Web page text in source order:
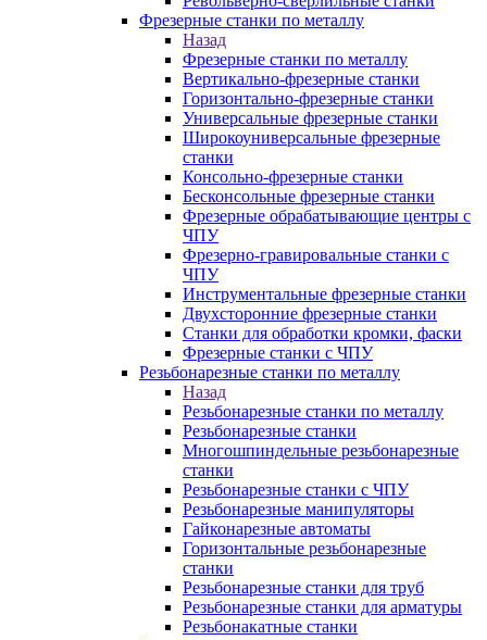
Фрезерные станки по металлу
Назад
Фрезерные станки по металлу
Вертикально-фрезерные станки
Горизонтально-фрезерные станки
Универсальные фрезерные станки
Широкоуниверсальные фрезерные
станки
Консольно-фрезерные станки
Бесконсольные фрезерные станки
Фрезерные обрабатывающие центры с
ЧПУ
Фрезерно-гравировальные станки с
ЧПУ
Инструментальные фрезерные станки
Двухсторонние фрезерные станки
Станки для обработки кромки, фаски
Фрезерные станки с ЧПУ
Резьбонарезные станки по металлу
Назад
Резьбонарезные станки по металлу
Резьбонарезные станки
Многошпиндельные резьбонарезные
станки
Резьбонарезные станки с ЧПУ
Резьбонарезные манипуляторы
Гайконарезные автоматы
Горизонтальные резьбонарезные
станки
Резьбонарезные станки для труб
Резьбонарезные станки для арматуры
Резьбонакатные станки